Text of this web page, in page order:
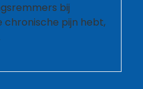
bij
chronische pijn hebt,